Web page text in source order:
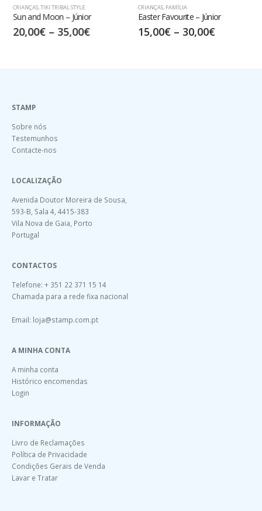
CRIANÇAS,TIKI TRIBAL STYLE
Sun and Moon – Júnior
20,00€– 35,00€
CRIANÇAS, FAMÍLIA
Easter Favourite – Júnior
15,00€– 30,00€
STAMP
Sobre nós
Testemunhos
Contacte-nos
LOCALIZAÇÃO
Avenida Doutor Moreira de Sousa,
593-B, Sala 4, 4415-383
Vila Nova de Gaia, Porto
Portugal
CONTACTOS
Telefone: + 351 22 371 15 14
Chamada para a rede fixa nacional
Email: loja@stamp.com.pt
A MINHA CONTA
A minha conta
Histórico encomendas
Login
INFORMAÇÃO
Livro de Reclamações
Política de Privacidade
Condições Gerais de Venda
Lavar e Tratar